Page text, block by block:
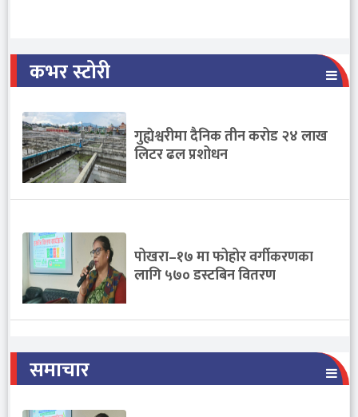
कभर स्टोरी
गुह्येश्वरीमा दैनिक तीन करोड २४ लाख
लिटर ढल प्रशोधन
पोखरा–१७ मा फोहोर वर्गीकरणका
लागि ५७० डस्टबिन वितरण
समाचार